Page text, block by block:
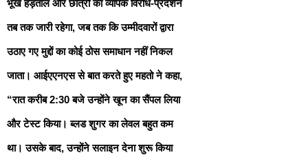
भूख हड़ताल और छात्रों का व्यापक विरोध-प्रदर्शन
तब तक जारी रहेगा, जब तक कि उम्मीदवारों द्वारा
उठाए गए मुद्दों का कोई ठोस समाधान नहीं निकल
जाता। आईएएनएस से बात करते हुए महतो ने कहा,
“रात करीब 2:30 बजे उन्होंने खून का सैंपल लिया
और टेस्ट किया। ब्लड शुगर का लेवल बहुत कम
था। उसके बाद, उन्होंने सलाइन देना शुरू किया